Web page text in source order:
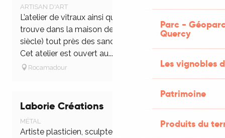
Parc -
Quercy
Les vignobles
Patrimoine
Produits du
ARTISAN D'ART
L’atelier de vitraux ainsi que sa galerie d’art se
trouve dans la maison de la Pommette (XIIIème
siècle) tout près des sanctuaires de Rocamadour.
Cet atelier est ouvert au...
Rocamadour
Laborie Créations
MÉTAL
Artiste plasticien, sculpteur. Visiter l'atelier d'art